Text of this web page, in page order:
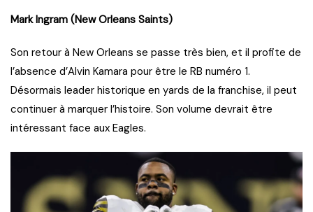
Mark Ingram (New Orleans Saints)
Son retour à New Orleans se passe très bien, et il profite de
l’absence d’Alvin Kamara pour être le RB numéro 1.
Désormais leader historique en yards de la franchise, il peut
continuer à marquer l’histoire. Son volume devrait être
intéressant face aux Eagles.